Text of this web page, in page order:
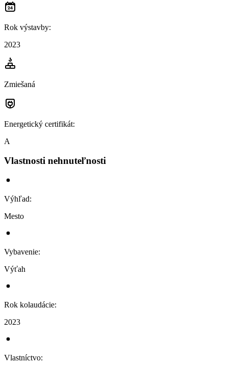
Rok výstavby:
2023
Zmiešaná
Energetický certifikát:
A
Vlastnosti nehnuteľnosti
Výhľad:
Mesto
Vybavenie:
Výťah
Rok kolaudácie:
2023
Vlastníctvo: